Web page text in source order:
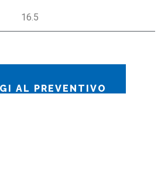
16.5
AL PREVENTIVO